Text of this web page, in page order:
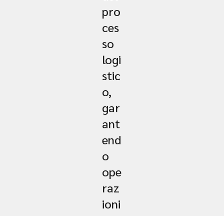
pro
ces
so
logi
stic
o,
gar
ant
end
o
ope
raz
ioni